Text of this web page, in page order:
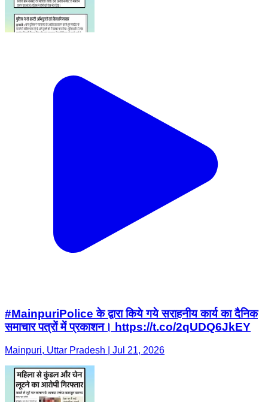
#MainpuriPolice के द्वारा किये गये सराहनीय कार्य का दैनिक
समाचार पत्रों में प्रकाशन। https://t.co/2qUDQ6JkEY
Mainpuri, Uttar Pradesh | Jul 21, 2026